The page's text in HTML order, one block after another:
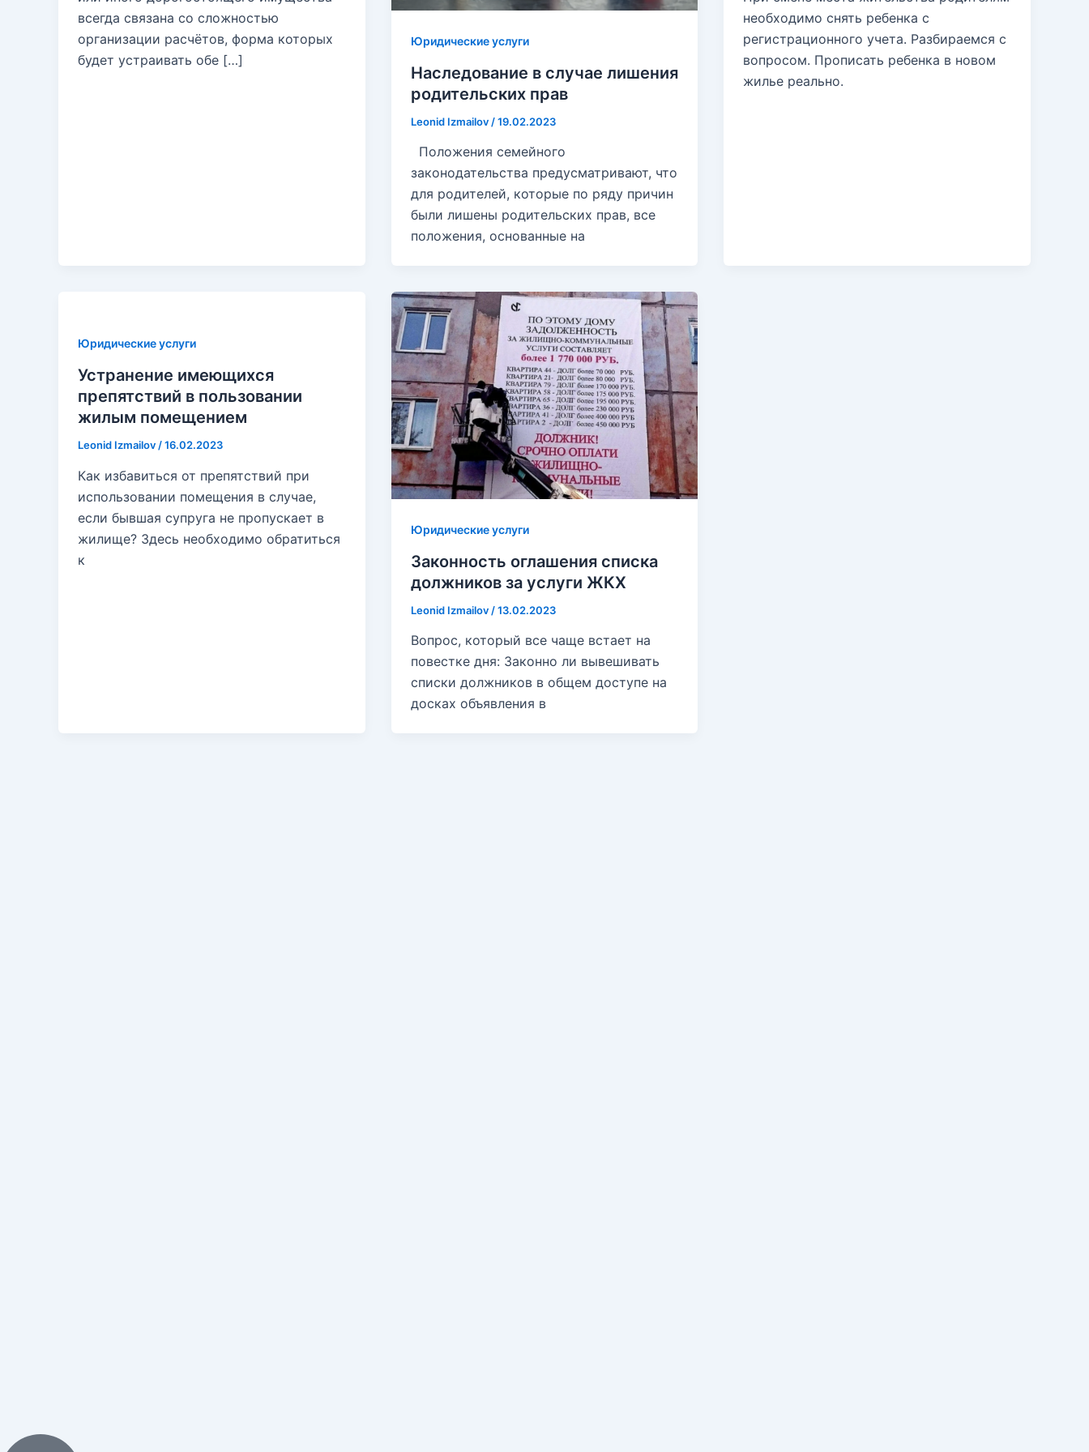
всегда связана со сложностью
организации расчётов, форма которых
будет устраивать обе […]
Юридические услуги
Наследование в случае лишения
родительских прав
Leonid Izmailov /19.02.2023
Положения семейного
законодательства предусматривают, что
для родителей, которые по ряду причин
были лишены родительских прав, все
положения, основанные на
необходимо снять ребенка с
регистрационного учета. Разбираемся с
вопросом. Прописать ребенка в новом
жилье реально.
Юридические услуги
Устранение имеющихся
препятствий в пользовании
жилым помещением
Leonid Izmailov /16.02.2023
Как избавиться от препятствий при
использовании помещения в случае,
если бывшая супруга не пропускает в
жилище? Здесь необходимо обратиться
к
Юридические услуги
Законность оглашения списка
должников за услуги ЖКХ
Leonid Izmailov /13.02.2023
Вопрос, который все чаще встает на
повестке дня: Законно ли вывешивать
списки должников в общем доступе на
досках объявления в